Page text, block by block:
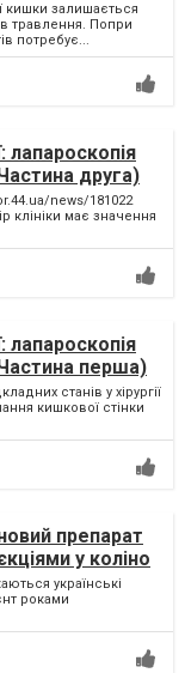
кишки залишається
травлення. Попри
потребує...
лапароскопія
друга)
news/181022
клініки має значення
лапароскопія
перша)
станів у хірургії
кишкової стінки
препарат
у коліно
українські
роками